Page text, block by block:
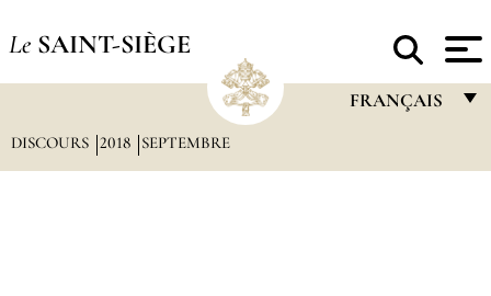
Le SAINT-SIÈGE
FRANÇAIS
DISCOURS 2018 SEPTEMBRE